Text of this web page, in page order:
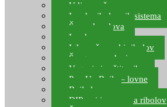
Udice za šarana, amura
Izrada ribolovnih sistema
Šaranska olova
Leadcore
Igle za šaranski ribolov
Špage, upredenice
Vaganje i zaštita ribe
Pop Up Boile – lovne
Boile lovne
DIP-ovi i arome za ribolov